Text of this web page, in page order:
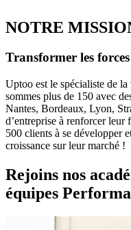
NOTRE
Transformer les
Uptoo est le spécialiste de
sommes plus de 150 avec
Nantes, Bordeaux, Lyon,
d’entreprise à renforcer
500 clients à se développer
croissance sur leur marché !
Rejoins nos
équipes